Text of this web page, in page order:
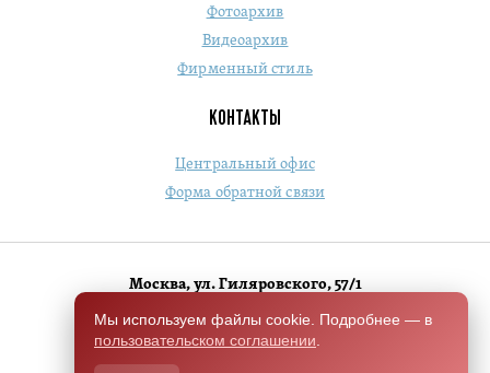
Фотоархив
Видеоархив
Фирменный стиль
КОНТАКТЫ
Центральный офис
Форма обратной связи
Москва, ул. Гиляровского, 57/1
+7 (495) 684-1803
Мы используем файлы cookie. Подробнее — в
пользовательском соглашении